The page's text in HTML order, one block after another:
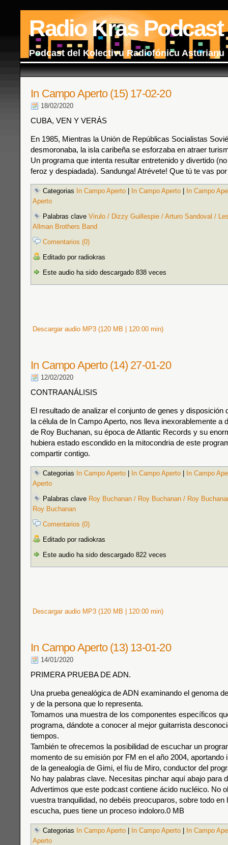
Radio Kras Podcast
Podcast del Kolectivu Radiofónicu Asturianu
In Campo Aperto (15) 17-02-20
18/02/2020
CUBA, VEN Y VERÁS
En 1985, Mientras la Unión de Repúblicas Socialistas
desmoronaba, la isla caribeña se esforzaba en atraer
Un programa que intenta resultar entretenido y divertido
feroz y despiadada). Sandunga! Atrévete! Que tú te vas
Categorias In Campo Aperto In Campo Aperto
In Campo
Aperto
Palabras clave Virulo / Dizzy Guillespie / Arturo Sandoval /
Allman Brothers Band
Comentarios (0)
Editado por radiokras
Este audio ha sido descargado 838 veces
Descargar audio MP3 (120 MB | 120:00 min)
In Campo Aperto (14) 27-01-20
12/02/2020
CONTRAANÁLISIS
El resultado de analizar el conjunto de genes y disposición
la célula de In Campo Aperto, nos lleva inexorablemente a
de Roy Buchanan, su época de Atlantic Records y su
hubiera estado escondido en la mitocondria de este
compartir contigo.
Categorias In Campo Aperto In Campo Aperto
In Campo
Aperto
Palabras clave Roy Buchanan / Roy Buchanan / Roy
Roy Buchanan
Comentarios (0)
Editado por radiokras
Este audio ha sido descargado 822 veces
Descargar audio MP3 (120 MB | 120:00 min)
In Campo Aperto (13) 13-01-20
14/01/2020
PRIMERA PRUEBA DE ADN.
Una prueba genealógica de ADN examinando el genoma
y de la persona que lo representa.
Tomamos una muestra de los componentes específicos
programa, dándote a conocer al mejor guitarrista
tiempos.
También te ofrecemos la posibilidad de escuchar un
momento de su emisión por FM en el año 2004, aportando
de la genealogía de Gimi, el fíu de Miro, conductor del
No hay palabras clave. Necesitas pinchar aquí abajo para
Advertimos que este podcast contiene ácido nucléico. No
vuestra tranquilidad, no debéis preocuparos, sobre todo en
escucha, pues tiene un proceso indoloro.0 MB
Categorias In Campo Aperto In Campo Aperto
In Campo
Aperto